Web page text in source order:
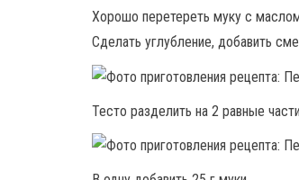
Хорошо перетереть муку с
Сделать углубление, добавить
Тесто разделить на 2 равные